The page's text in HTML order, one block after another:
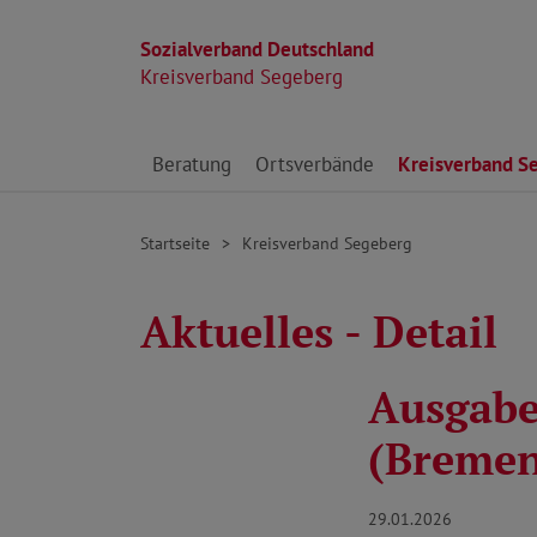
Sozialverband Deutschland
Kreisverband Segeberg
Direkt zu den Inhalten springen
Beratung Ortsverbände Kreisverband
Startseite Kreisverband Segeberg
Aktuelles - Detail
29.01.2026